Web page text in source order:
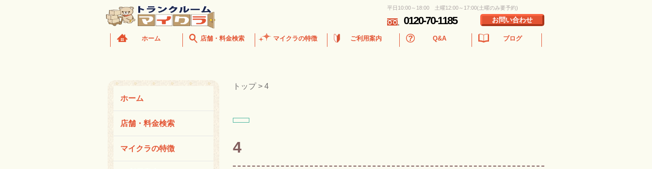
平日10:00～18:00 土曜12:00～17:00(土曜のみ要予約)
0120-70-1185 お問い合わせ
ホーム 店舗・料金検索 マイクラの特徴 ご利用案内 Q&A ブログ
トップ> 4
4
ホーム
店舗・料金検索
マイクラの特徴